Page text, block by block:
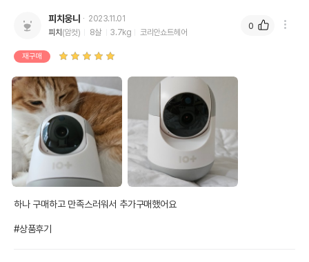
피치웅니
2023.11.01
피치 (암컷) 8살 3.7kg 코리안쇼트헤어
재구매
하나 구매하고 만족스러워서 추가구매했어요
#상품후기
0